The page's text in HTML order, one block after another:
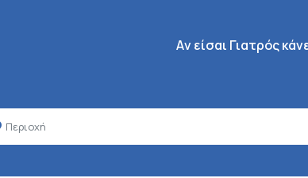
Κεντρική πλοήγηση
Aν είσαι Γιατρός